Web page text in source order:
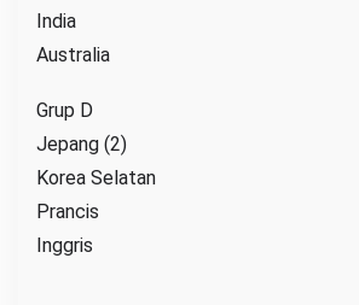
India
Australia
Grup D
Jepang (2)
Korea Selatan
Prancis
Inggris